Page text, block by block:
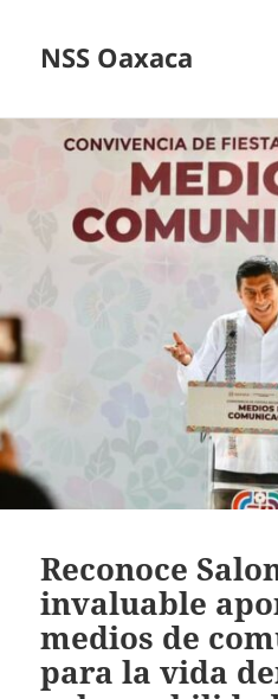
NSS Oaxaca
Reconoce
invaluable
medios de
para la vida